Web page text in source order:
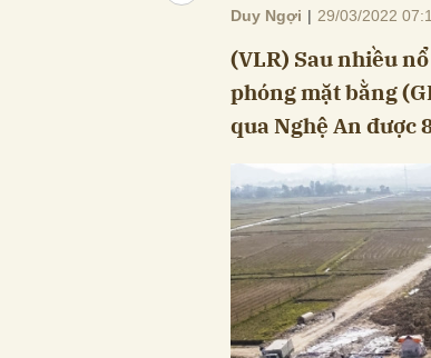
Duy Ngợi | 29/03/2022
(VLR) Sau nhiều
phóng mặt bằng
qua Nghệ An được